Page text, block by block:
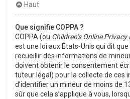
Haut
Que signifie COPPA ?
COPPA (ou Children’s Online
est une loi aux États-Unis qui dit
recueillir des informations de
doivent obtenir le consentement
tuteur légal) pour la collecte de
d’identifier un mineur de moins de
sûr que cela s’applique à vous,